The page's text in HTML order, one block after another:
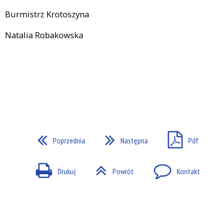
Burmistrz Krotoszyna
Natalia Robakowska
Poprzednia Następna Pdf
Drukuj Powrót Kontakt